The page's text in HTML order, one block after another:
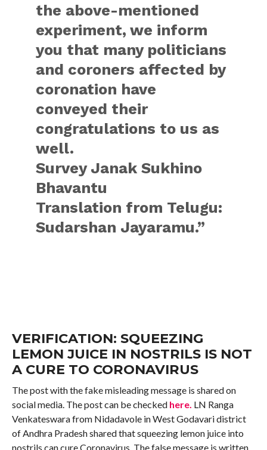
the above-mentioned
experiment, we inform
you that many politicians
and coroners affected by
coronation have
conveyed their
congratulations to us as
well.
Survey Janak Sukhino
Bhavantu
Translation from Telugu:
Sudarshan Jayaramu.”
VERIFICATION: SQUEEZING
LEMON JUICE IN NOSTRILS IS NOT
A CURE TO CORONAVIRUS
The post with the fake misleading message is shared on
social media. The post can be checked here. LN Ranga
Venkateswara from Nidadavole in West Godavari district
of Andhra Pradesh shared that squeezing lemon juice into
nostrils can cure Coronavirus. The false message is written